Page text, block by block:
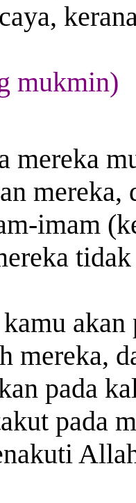
mukmin)
mereka
mereka,
imam
akan
mereka,
pada
pada